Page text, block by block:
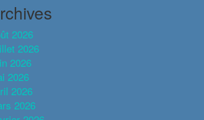
2026
2026
2026
2026
2026
2026